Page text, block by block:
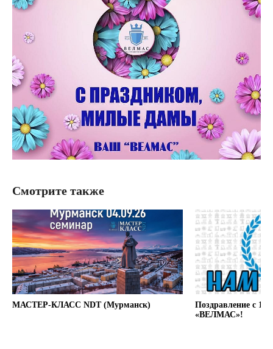
Смотрите также
МАСТЕР-КЛАСС NDT (Мурманск)
Поздравление с
«ВЕЛМАС»!